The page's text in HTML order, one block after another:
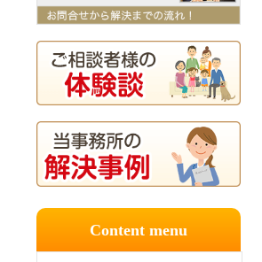
Content menu